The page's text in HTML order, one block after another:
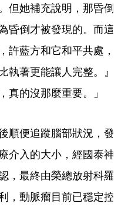
但她補充說明，那昏倒
昏倒才被發現的。而這
許藍方和它和平共處，
執著更能讓人完整。』
真的沒那麼重要。」
順便追蹤腦部狀況，發
介入的大小，經國泰神
，最終由榮總放射科羅
，動脈瘤目前已穩定控